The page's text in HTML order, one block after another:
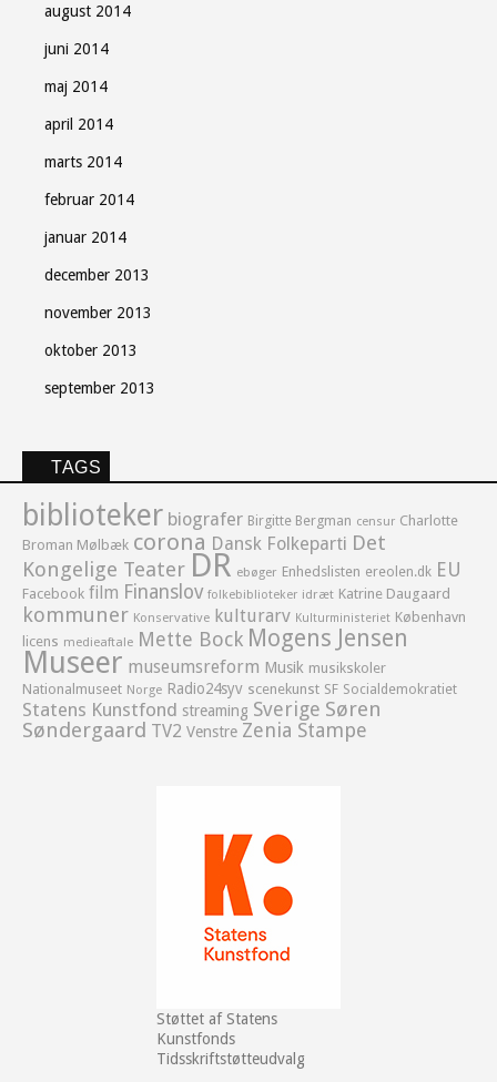
august 2014
juni 2014
maj 2014
april 2014
marts 2014
februar 2014
januar 2014
december 2013
november 2013
oktober 2013
september 2013
TAGS
biblioteker biografer Birgitte Bergman censur Charlotte
Broman Mølbæk corona Dansk Folkeparti Det
Kongelige Teater DR ebøger Enhedslisten ereolen.dk EU
Facebook film Finanslov folkebiblioteker idræt Katrine Daugaard
kommuner Konservative kulturarv Kulturministeriet København
licens medieaftale Mette Bock Mogens Jensen
Museer museumsreform Musik musikskoler
Nationalmuseet Norge Radio24syv scenekunst SF Socialdemokratiet
Statens Kunstfond streaming Sverige Søren
Søndergaard TV2 Venstre Zenia Stampe
Støttet af Statens
Kunstfonds
Tidsskriftstøtteudvalg